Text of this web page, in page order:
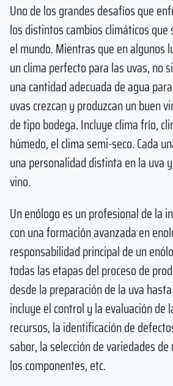
Uno de los grandes desafíos que
los distintos cambios climáticos
el mundo. Mientras que en algunos
un clima perfecto para las uvas, no
una cantidad adecuada de agua
uvas crezcan y produzcan un buen
de tipo bodega. Incluye clima frío,
húmedo, el clima semi-seco. Cada
una personalidad distinta en la uva
vino.
Un enólogo es un profesional de la
con una formación avanzada en
responsabilidad principal de un
todas las etapas del proceso de
desde la preparación de la uva
incluye el control y la evaluación de
recursos, la identificación de
sabor, la selección de variedades
los componentes, etc.